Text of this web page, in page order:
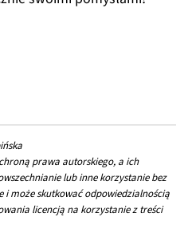
prawa autorskiego, a ich
lub inne korzystanie bez
i może skutkować odpowiedzialnością
licencją na korzystanie z treści